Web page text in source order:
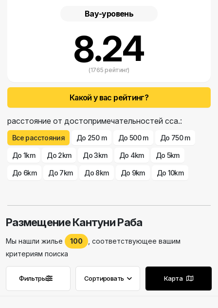
Вау-уровень
8.24
(1765 рейтинг)
Какой у вас рейтинг?
расстояние от достопримечательностей сса.:
Все расстояния До 250 m До 500 m До 750 m
До 1km До 2km До 3km До 4km До 5km
До 6km До 7km До 8km До 9km До 10km
Размещение Кантуни Раба
Мы нашли жилье 100
, соответствующее вашим
критериям поиска
Удалить фильтры
Фильтры Удалить фильтры
Сортировать Карта